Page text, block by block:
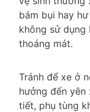
bám bụi hay
không sử dụng
thoáng mát.
Tránh để xe ở
hưởng đến yên
tiết, phụ tùng